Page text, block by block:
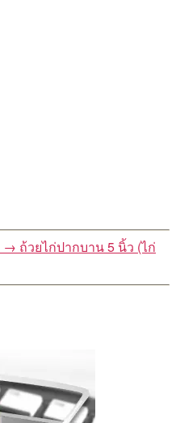
→ ถ้วยไก่ปากบาน 5 นิ้ว (ไก่